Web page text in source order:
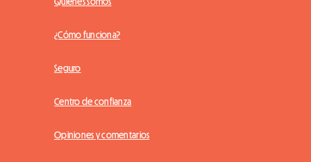
¿Cómo funciona?
Seguro
Centro de confianza
Opiniones y comentarios